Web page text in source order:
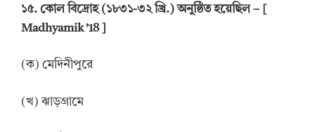
১৫. কোল বিদ্রোহ (১৮৩১-৩২ খ্রি.) অনুষ্ঠিত হয়েছিল – [
Madhyamik ’18 ]
(ক) মেদিনীপুরে
(খ) ঝাড়গ্রামে